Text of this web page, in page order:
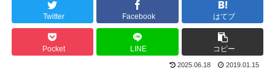
Twitter Facebook はてブ
Pocket LINE コピー
2025.06.18 2019.01.15